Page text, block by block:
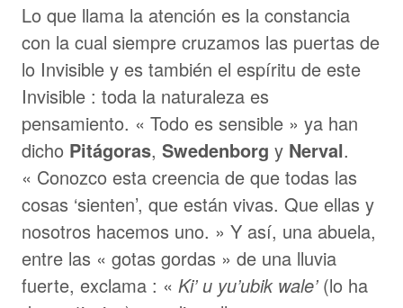
Lo que llama la atención es la constancia
con la cual siempre cruzamos las puertas de
lo Invisible y es también el espíritu de este
Invisible : toda la naturaleza es
pensamiento. « Todo es sensible » ya han
dicho Pitágoras, Swedenborg y Nerval.
« Conozco esta creencia de que todas las
cosas ‘sienten’, que están vivas. Que ellas y
nosotros hacemos uno. » Y así, una abuela,
entre las « gotas gordas » de una lluvia
fuerte, exclama : « Ki’ u yu’ubik wale’(lo ha